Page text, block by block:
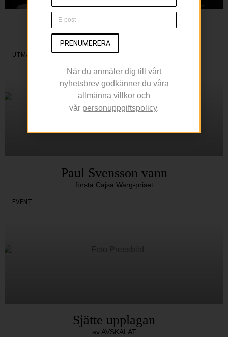
L’Avventura bjuder in
UTMÄRKELSER
Paul Svensson vann
första Cajsa Warg-priset
EVENT
Sjätte upplagan
av AVSKALAT
PRENUMERERA
När du anmäler dig till vårt
nyhetsbrev godkänner du våra
allmänna villkor och
vår personuppgiftspolicy.